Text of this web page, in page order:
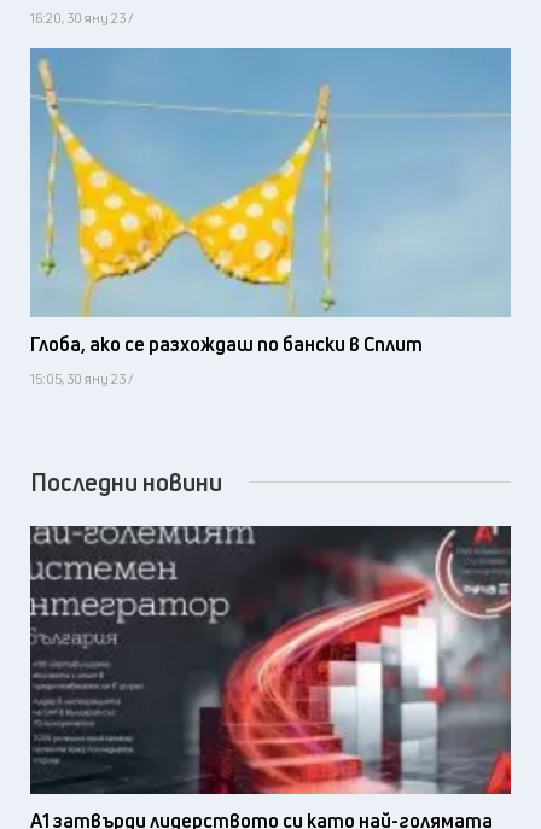
16:20, 30 яну 23 /
Глоба, ако се разхождаш по бански в Сплит
15:05, 30 яну 23 /
Последни новини
А1 затвърди лидерството си като най-голямата